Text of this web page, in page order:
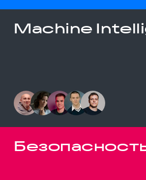
Machine